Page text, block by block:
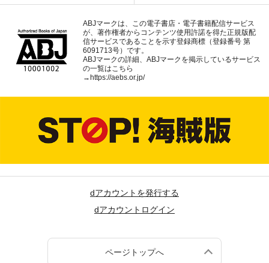
ABJマークは、この電子書店・電子書籍配信サービス
が、著作権者からコンテンツ使用許諾を得た正規版配
信サービスであることを示す登録商標（登録番号 第
6091713号）です。
ABJマークの詳細、ABJマークを掲示しているサービス
の一覧はこちら
→https://aebs.or.jp/
dアカウントを発行する
dアカウントログイン
ページトップへ